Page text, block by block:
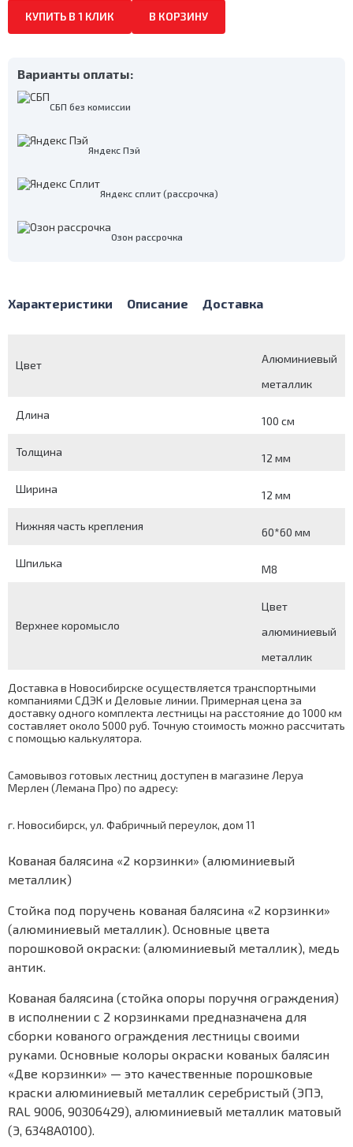
КУПИТЬ В 1 КЛИК В КОРЗИНУ
Варианты оплаты:
СБП без комиссии
Яндекс Пэй
Яндекс сплит (рассрочка)
Озон рассрочка
Характеристики Описание Доставка
Цвет
Алюминиевый
металлик
Длина 100 см
Толщина 12 мм
Ширина 12 мм
Нижняя часть крепления 60*60 мм
Шпилька М8
Верхнее коромысло
Цвет
алюминиевый
металлик
Доставка в Новосибирске осуществляется транспортными
компаниями СДЭК и Деловые линии. Примерная цена за
доставку одного комплекта лестницы на расстояние до 1000 км
составляет около 5000 руб. Точную стоимость можно рассчитать
с помощью калькулятора.
Самовывоз готовых лестниц доступен в магазине Леруа
Мерлен (Лемана Про) по адресу:
г. Новосибирск, ул. Фабричный переулок, дом 11
Кованая балясина «2 корзинки» (алюминиевый
металлик)
Стойка под поручень кованая балясина «2 корзинки»
(алюминиевый металлик). Основные цвета
порошковой окраски: (алюминиевый металлик), медь
антик.
Кованая балясина (стойка опоры поручня ограждения)
в исполнении с 2 корзинками предназначена для
сборки кованого ограждения лестницы своими
руками. Основные колоры окраски кованых балясин
«Две корзинки» — это качественные порошковые
краски алюминиевый металлик серебристый (ЭПЭ,
RAL 9006, 90306429), алюминиевый металлик матовый
(Э, 6348А0100).